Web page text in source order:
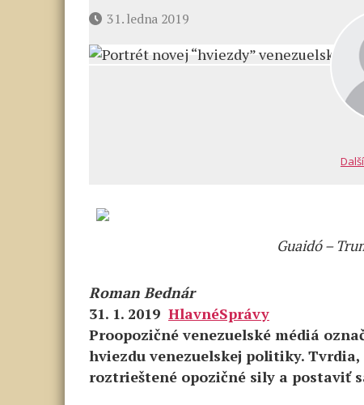
Datum31. ledna 2019
Guaidó –
Roman Bednár
31. 1. 2019 HlavnéSprávy
Proopozičné venezuelské médiá
hviezdu venezuelskej politiky.
roztrieštené opozičné sily a postaviť